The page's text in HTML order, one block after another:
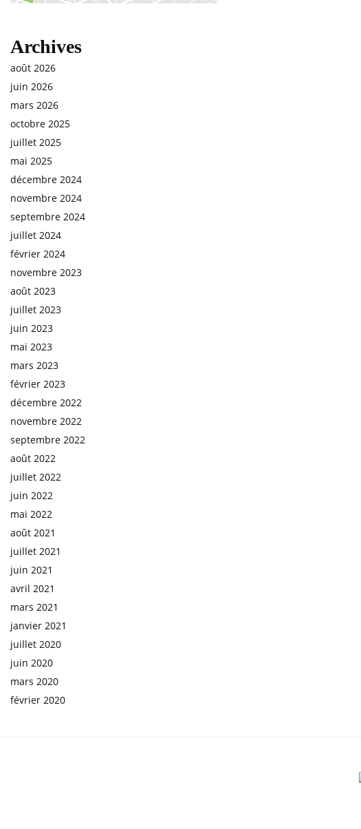
Archives
août 2026
juin 2026
mars 2026
octobre 2025
juillet 2025
mai 2025
décembre 2024
novembre 2024
septembre 2024
juillet 2024
février 2024
novembre 2023
août 2023
juillet 2023
juin 2023
mai 2023
mars 2023
février 2023
décembre 2022
novembre 2022
septembre 2022
août 2022
juillet 2022
juin 2022
mai 2022
août 2021
juillet 2021
juin 2021
avril 2021
mars 2021
janvier 2021
juillet 2020
juin 2020
mars 2020
février 2020